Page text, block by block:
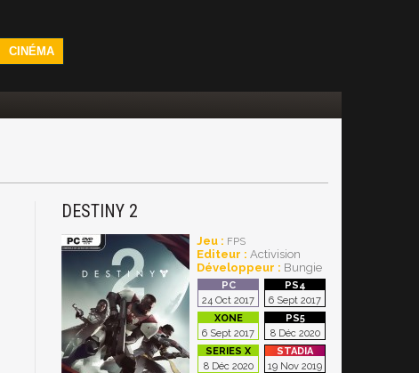
CINÉMA
DESTINY 2
Jeu : FPS
Editeur : Activision
Développeur : Bungie
24 Oct 2017 6 Sept 2017
6 Sept 2017 8 Déc 2020
8 Déc 2020 19 Nov 2019